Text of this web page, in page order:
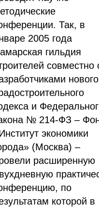
Так, в
2005 года
гильдия
совместно
нового
и
№ 214-ФЗ –
экономики
(Москва) –
расширенную
по
которой в